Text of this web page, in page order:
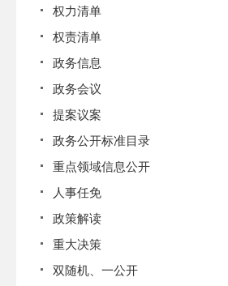
权力清单
权责清单
政务信息
政务会议
提案议案
政务公开标准目录
重点领域信息公开
人事任免
政策解读
重大决策
双随机、一公开